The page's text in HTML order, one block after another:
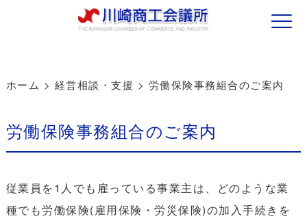
ホーム > 経営相談・支援 > 労働保険事務組合のご案内
労働保険事務組合のご案内
従業員を1人でも雇っている事業主は、どのような業
種でも労働保険(雇用保険・労災保険)の加入手続きを